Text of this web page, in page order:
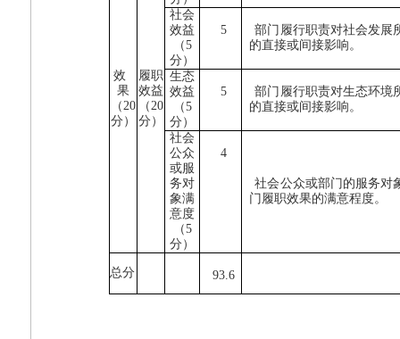
效
果
（20
分）
履职
效益
（20
分）
社会
效益
（5
分）
5
部门履行职责对社会发展
的直接或间接影响。
生态
效益
（5
分）
5
部门履行职责对生态环境
的直接或间接影响。
社会
公众
或服
务对
象满
意度
（5
分）
4
社会公众或部门的服务对
门履职效果的满意程度。
总分 93.6